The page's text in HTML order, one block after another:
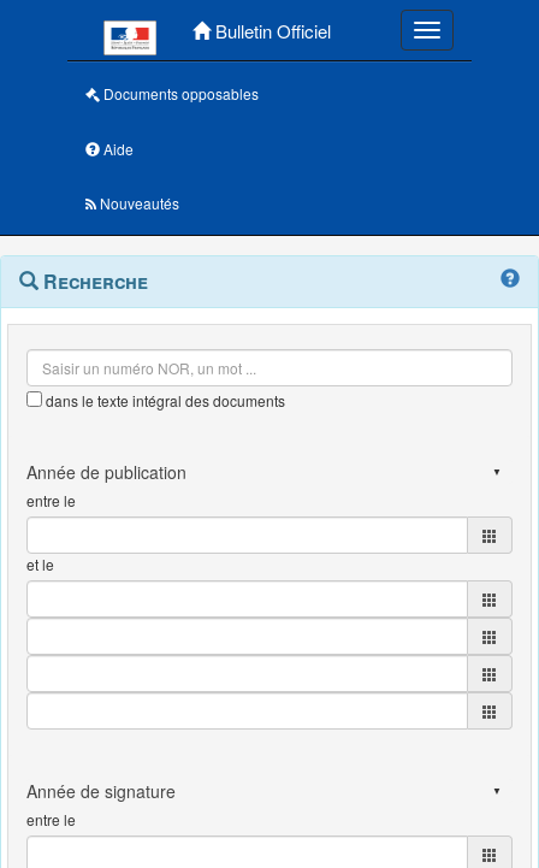
Bulletin Officiel Toggle
Documents opposables
Aide
Nouveautés
Navigation
outils
Menu
contextuel
Recherche
dans le texte intégral des documents
entre le
et le
entre le